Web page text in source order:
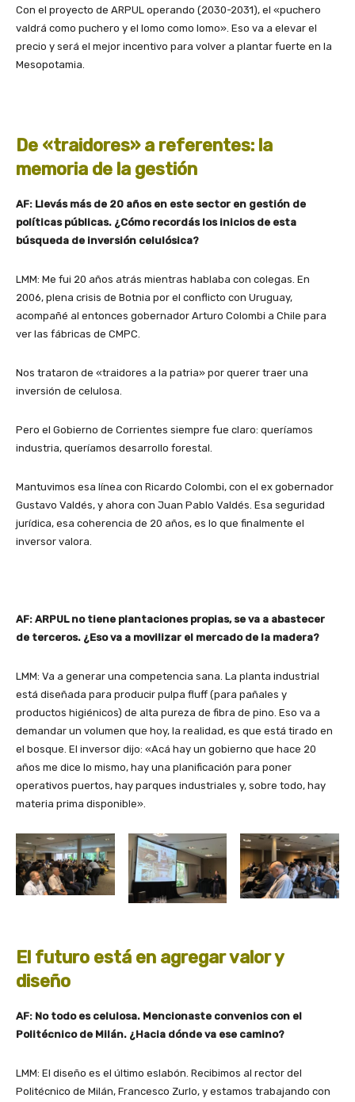
Con el proyecto de ARPUL operando (2030-2031), el «puchero
valdrá como puchero y el lomo como lomo». Eso va a elevar el
precio y será el mejor incentivo para volver a plantar fuerte en la
Mesopotamia.
De «traidores» a referentes: la
memoria de la gestión
AF: Llevás más de 20 años en este sector en gestión de
políticas públicas. ¿Cómo recordás los inicios de esta
búsqueda de inversión celulósica?
LMM: Me fui 20 años atrás mientras hablaba con colegas. En
2006, plena crisis de Botnia por el conflicto con Uruguay,
acompañé al entonces gobernador Arturo Colombi a Chile para
ver las fábricas de CMPC.
Nos trataron de «traidores a la patria» por querer traer una
inversión de celulosa.
Pero el Gobierno de Corrientes siempre fue claro: queríamos
industria, queríamos desarrollo forestal.
Mantuvimos esa línea con Ricardo Colombi, con el ex gobernador
Gustavo Valdés, y ahora con Juan Pablo Valdés. Esa seguridad
jurídica, esa coherencia de 20 años, es lo que finalmente el
inversor valora.
AF: ARPUL no tiene plantaciones propias, se va a abastecer
de terceros. ¿Eso va a movilizar el mercado de la madera?
LMM: Va a generar una competencia sana. La planta industrial
está diseñada para producir pulpa fluff (para pañales y
productos higiénicos) de alta pureza de fibra de pino. Eso va a
demandar un volumen que hoy, la realidad, es que está tirado en
el bosque. El inversor dijo: «Acá hay un gobierno que hace 20
años me dice lo mismo, hay una planificación para poner
operativos puertos, hay parques industriales y, sobre todo, hay
materia prima disponible».
El futuro está en agregar valor y
diseño
AF: No todo es celulosa. Mencionaste convenios con el
Politécnico de Milán. ¿Hacia dónde va ese camino?
LMM: El diseño es el último eslabón. Recibimos al rector del
Politécnico de Milán, Francesco Zurlo, y estamos trabajando con